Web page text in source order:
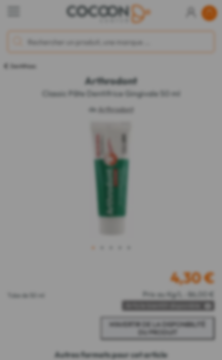
Dentifrices
Arthrodont
Classic Pâte Dentifrice Gingivale 50 ml
de Arthrodont
1
Tube de 50 ml
4,30€
Prix au Kg/L : 86,00 €
Autres formats pour cet article